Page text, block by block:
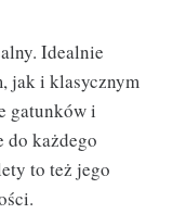
Idealnie
jak i klasycznym
gatunków i
do każdego
to też jego